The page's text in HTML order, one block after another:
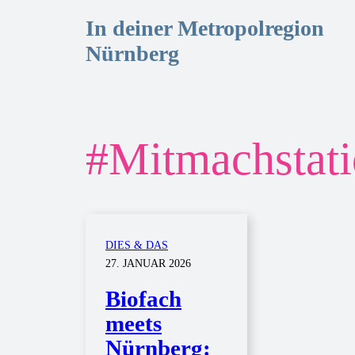
In deiner Metropolregion
Nürnberg
#
DIES & DAS
27. JANUAR 2026
Biofach
meets
Nürnberg: